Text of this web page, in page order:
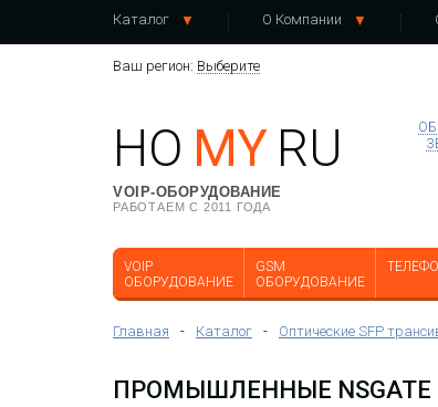
Каталог О Компании
Ваш регион: Выберите
HO MY RU
VOIP-ОБОРУДОВАНИЕ
РАБОТАЕМ С 2011 ГОДА
VOIP
ОБОРУДОВАНИЕ
GSM
ОБОРУДОВАНИЕ
Главная - Каталог - Оптические SFP
ПРОМЫШЛЕННЫЕ NSGATE